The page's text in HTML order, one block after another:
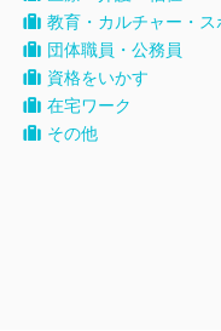
教育・カルチャー・ス
団体職員・公務員
資格をいかす
在宅ワーク
その他